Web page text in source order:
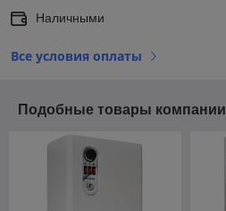
Наличными
Все условия оплаты
Подобные товары компании